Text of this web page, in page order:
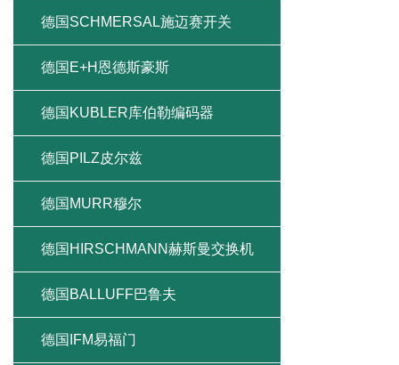
德国SCHMERSAL施迈赛开关
德国E+H恩德斯豪斯
德国KUBLER库伯勒编码器
德国PILZ皮尔兹
德国MURR穆尔
德国HIRSCHMANN赫斯曼交换机
德国BALLUFF巴鲁夫
德国IFM易福门